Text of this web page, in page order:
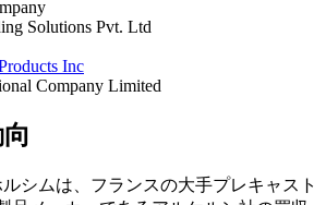
Solutions Pvt. Ltd
Inc
Company Limited
ルシムは、フランスの大手プレキャスト